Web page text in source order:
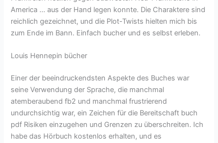
America … aus der Hand legen konnte. Die Charaktere sind
reichlich gezeichnet, und die Plot-Twists hielten mich bis
zum Ende im Bann. Einfach bucher und es selbst erleben.
Louis Hennepin bücher
Einer der beeindruckendsten Aspekte des Buches war
seine Verwendung der Sprache, die manchmal
atemberaubend fb2 und manchmal frustrierend
undurchsichtig war, ein Zeichen für die Bereitschaft buch
pdf Risiken einzugehen und Grenzen zu überschreiten. Ich
habe das Hörbuch kostenlos erhalten, und es